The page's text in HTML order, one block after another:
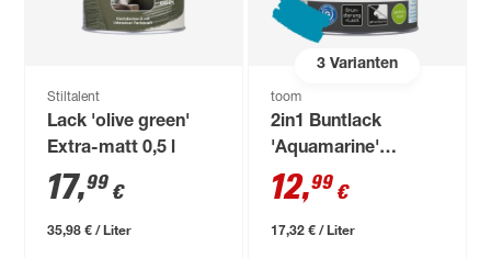
Stiltalent
Lack 'olive green'
Extra-matt 0,5 l
17,99 €
35,98 € / Liter
3Varianten
toom
2in1 Buntlack
'Aquamarine'
lichtblau seidenmatt
750 ml
12,99 €
17,32 € / Liter